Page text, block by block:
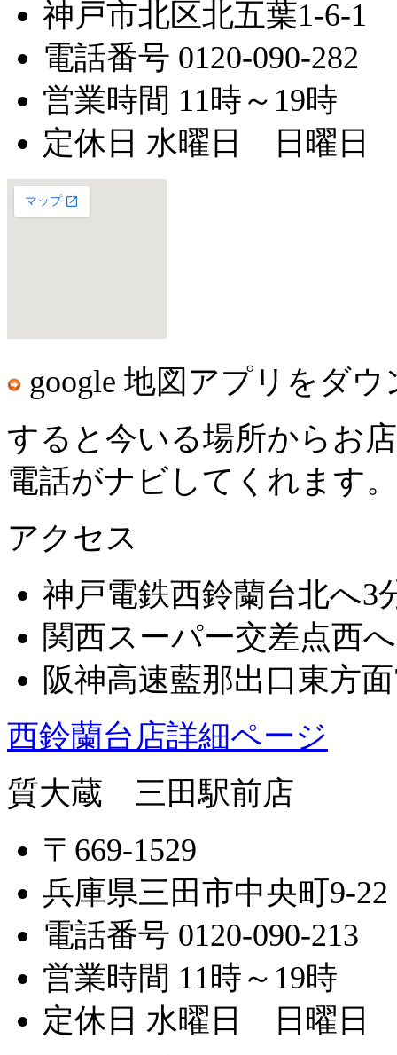
神戸市北区北五葉1-6-1
電話番号 0120-090-282
営業時間 11時～19時
定休日 水曜日 日曜日
google 地図アプリ をダウ
すると今いる場所からお
電話がナビしてくれます。
アクセス
神戸電鉄西鈴蘭台北へ3
関西スーパー交差点西
阪神高速藍那出口東方
西鈴蘭台店詳細ページ
質大蔵 三田駅前店
〒669-1529
兵庫県三田市中央町9-22
電話番号 0120-090-213
営業時間 11時～19時
定休日 水曜日 日曜日